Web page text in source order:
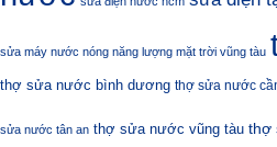
sửa máy nước nóng năng lượng mặt trời vũng tàu
thợ sửa nước bình dương thợ sửa nước
sửa nước tân an thợ sửa nước vũng tàu thợ